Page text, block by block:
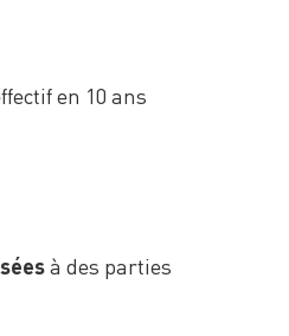
en 10 ans
à des parties